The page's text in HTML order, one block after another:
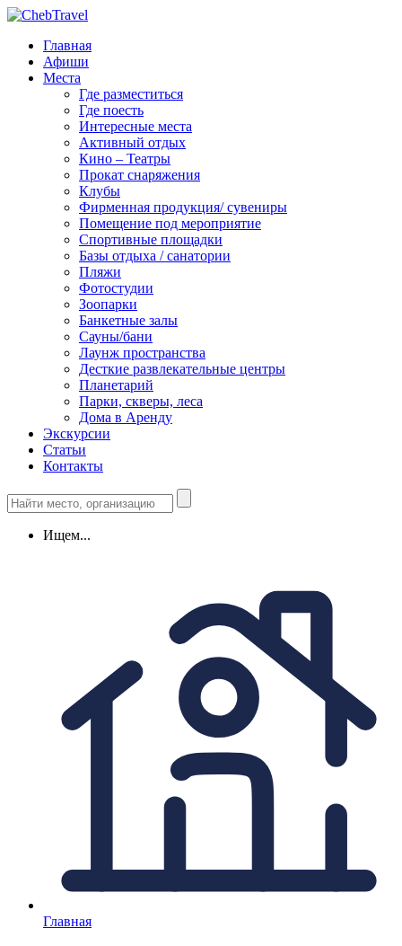
Главная
Афиши
Места
Где разместиться
Где поесть
Интересные места
Активный отдых
Кино – Театры
Прокат снаряжения
Клубы
Фирменная продукция/ сувениры
Помещение под мероприятие
Спортивные площадки
Базы отдыха / санатории
Пляжи
Фотостудии
Зоопарки
Банкетные залы
Сауны/бани
Лаунж пространства
Десткие развлекательные центры
Планетарий
Парки, скверы, леса
Дома в Аренду
Экскурсии
Статьи
Контакты
Ищем...
Главная